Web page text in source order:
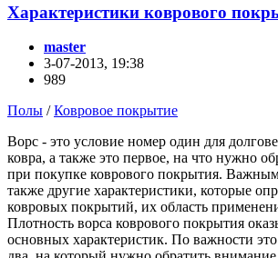
Характеристики коврового
master
3-07-2013, 19:38
989
Полы /Ковровое покрытие
Ворс - это условие номер один для
ковра, а также это первое, на что нужно
при покупке коврового покрытия.
также другие характеристики, которые
ковровых покрытий, их область
Плотность ворса коврового покрытия
основных характеристик. По важности